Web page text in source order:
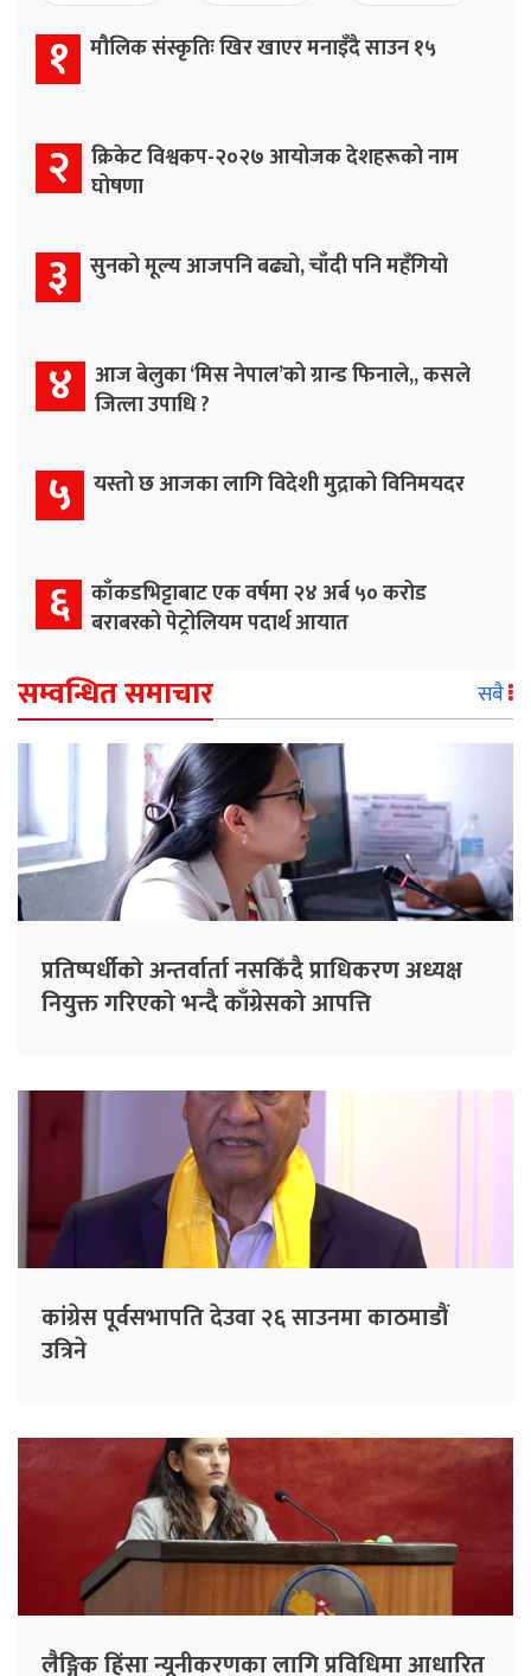
१ मौलिक संस्कृतिः खिर खाएर मनाइँदै साउन १५
२ क्रिकेट विश्वकप-२०२७ आयोजक देशहरूको नाम
घोषणा
३ सुनको मूल्य आजपनि बढ्यो, चाँदी पनि महँगियो
४ आज बेलुका ‘मिस नेपाल’को ग्रान्ड फिनाले,, कसले
जित्ला उपाधि ?
५ यस्तो छ आजका लागि विदेशी मुद्राको विनिमयदर
६ काँकडभिट्टाबाट एक वर्षमा २४ अर्ब ५० करोड
बराबरको पेट्रोलियम पदार्थ आयात
सम्वन्धित समाचार सबै
प्रतिष्पर्धीको अन्तर्वार्ता नसकिँदै प्राधिकरण अध्यक्ष
नियुक्त गरिएको भन्दै काँग्रेसको आपत्ति
कांग्रेस पूर्वसभापति देउवा २६ साउनमा काठमाडौं
उत्रिने
लैङ्गिक हिंसा न्यूनीकरणका लागि प्रविधिमा आधारित